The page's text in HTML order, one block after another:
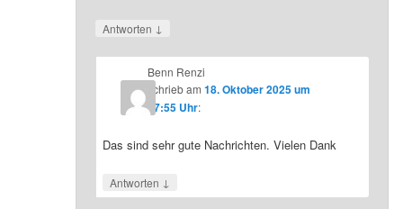
Antworten ↓
Benn Renzi
schriebam 18. Oktober 2025 um
07:55 Uhr:
Das sind sehr gute Nachrichten. Vielen Dank
Antworten ↓